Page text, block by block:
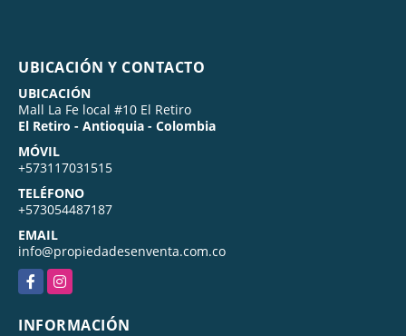
UBICACIÓN Y CONTACTO
UBICACIÓN
Mall La Fe local #10 El Retiro
El Retiro - Antioquia - Colombia
MÓVIL
+573117031515
TELÉFONO
+573054487187
EMAIL
info@propiedadesenventa.com.co
FacebookInstagram
INFORMACIÓN